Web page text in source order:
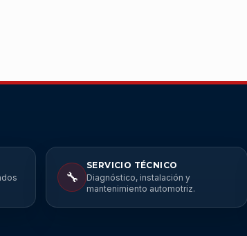
🔧
SERVICIO TÉCNICO
Diagnóstico, instalación y
mantenimiento automotriz.